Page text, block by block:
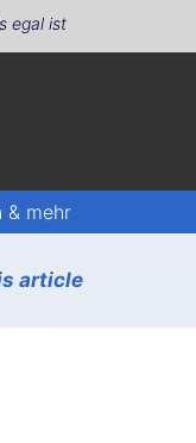
egal ist
& mehr
article